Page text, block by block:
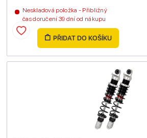
Neskladová položka - Přibližný
čas doručení 39 dní od nákupu
PŘIDAT DO KOŠÍKU